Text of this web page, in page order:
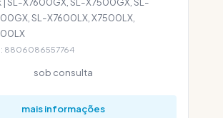
SL-X7600LX, X7500LX,
8806086557764
sob consulta
mais informações